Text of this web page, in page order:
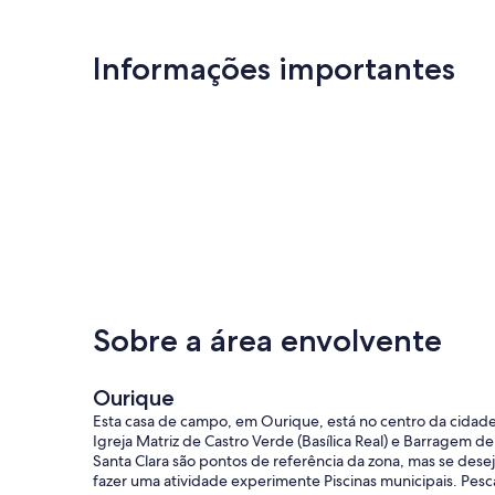
Informações importantes
Sobre a área envolvente
Ourique
Esta casa de campo, em Ourique, está no centro da
Igreja Matriz de Castro Verde (Basílica Real) e Barragem de
Santa Clara são pontos de referência da zona, mas se
fazer uma atividade experimente Piscinas municipais.